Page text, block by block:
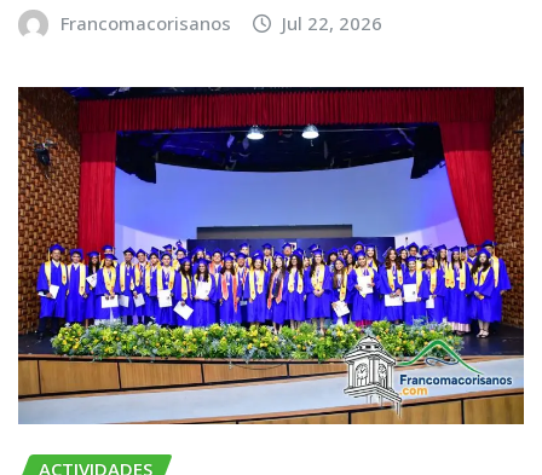
Francomacorisanos Jul 22, 2026
ACTIVIDADES